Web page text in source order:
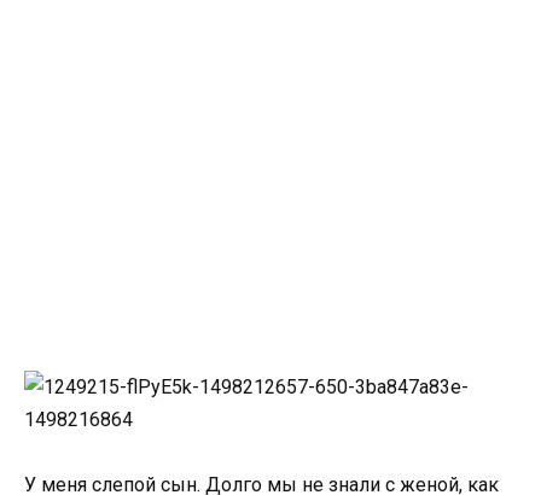
У меня слепой сын. Долго мы не знали с женой, как